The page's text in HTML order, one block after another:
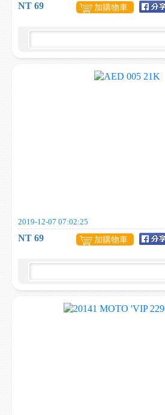
NT 69 加購物車
2019-12-07 07:02:25
NT 69 加購物車